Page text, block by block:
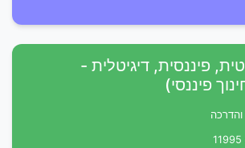
פיננסית, דיגיטלית -
והדרכה